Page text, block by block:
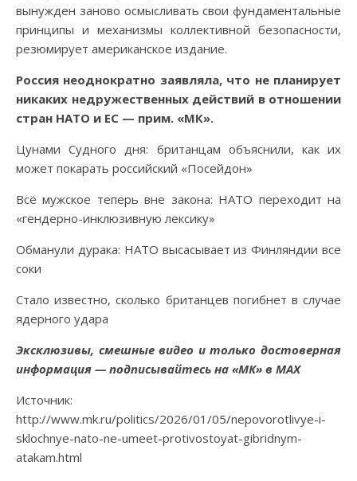
вынужден заново осмысливать свои фундаментальные
принципы и механизмы коллективной безопасности,
резюмирует американское издание.
Россия неоднократно заявляла, что не планирует
никаких недружественных действий в отношении
стран НАТО и ЕС — прим. «МК».
Цунами Судного дня: британцам объяснили, как их
может покарать российский «Посейдон»
Всё мужское теперь вне закона: НАТО переходит на
«гендерно-инклюзивную лексику»
Обманули дурака: НАТО высасывает из Финляндии все
соки
Стало известно, сколько британцев погибнет в случае
ядерного удара
Эксклюзивы, смешные видео и только достоверная
информация — подписывайтесь на «МК» в MAX
Источник:
http://www.mk.ru/politics/2026/01/05/nepovorotlivye-i-
sklochnye-nato-ne-umeet-protivostoyat-gibridnym-
atakam.html